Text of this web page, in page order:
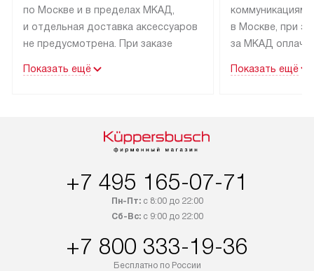
по Москве и в пределах МКАД,
и отдельная доставка аксессуаров
не предусмотрена. При заказе
рекомендуем обсудить
быть отправлены покупателю
интересен товар «Под заказ»,
приобретения с менеджером сайта.
доставляются бесплатно
по Москве в пределах МКАД,
Показать ещё
коммуникациям
в Москве, при
за МКАД
партнера
по монтажу
материалы.
Показать ещё
+7 495 165-07-71
Пн-Пт:с 8:00 до 22:00
Сб-Вс:с 9:00 до 22:00
+7 800 333-19-36
Бесплатно по России